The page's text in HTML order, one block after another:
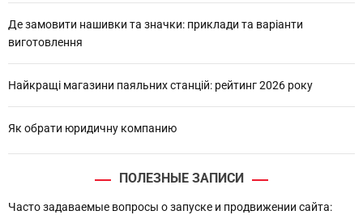
Де замовити нашивки та значки: приклади та варіанти
виготовлення
Найкращі магазини паяльних станцій: рейтинг 2026 року
Як обрати юридичну компанию
ПОЛЕЗНЫЕ ЗАПИСИ
Часто задаваемые вопросы о запуске и продвижении сайта: